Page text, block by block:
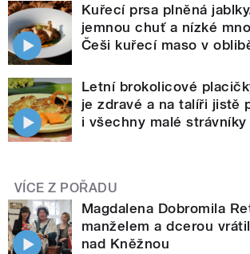
Kuřecí prsa plněná
jemnou chuť a nízké
Češi kuřecí maso v
Letní brokolicové
je zdravé a na talíři jistě
i všechny malé strávníky
VÍCE Z POŘADU
Magdalena Dobromila
manželem a dcerou
nad Kněžnou